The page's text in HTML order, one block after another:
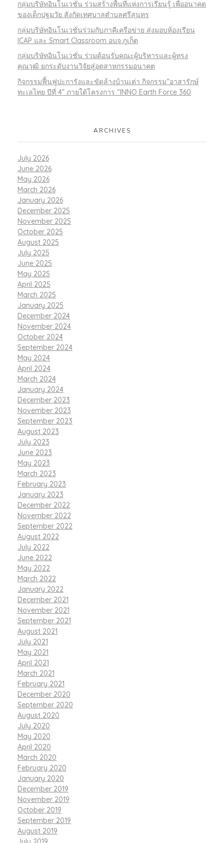
กลุ่มบริษัทอินโนเวชั่น ร่วมสร้างพื้นที่แห่งการเรียนรู้ เพื่ออนาคต
ของเด็กปฐมวัย สังกัดเทศบาลตำบลศรีสุนทร
กลุ่มบริษัทอินโนเวชั่นร่วมกับภาคีเครือข่าย ส่งมอบห้องเรียน
ICAP และ Smart Classroom อบจ.ภูเก็ต
กลุ่มบริษัทอินโนเวชั่น ร่วมต้อนรับคณะผู้บริหารและผู้ทรง
คุณวุฒิ ยกระดับงานวิจัยสู่อุตสาหกรรมอนาคต
กิจกรรมฟื้นฟูปะการังและขัดล้างบ้านเต่า กิจกรรม“อาสารักษ์
ทะเลไทย ปีที่ 4” ภายใต้โครงการ “INNO Earth Force 360
ARCHIVES
July 2026
June 2026
May 2026
March 2026
January 2026
December 2025
November 2025
October 2025
August 2025
July 2025
June 2025
May 2025
April 2025
March 2025
January 2025
December 2024
November 2024
October 2024
September 2024
May 2024
April 2024
March 2024
January 2024
December 2023
November 2023
September 2023
August 2023
July 2023
June 2023
May 2023
March 2023
February 2023
January 2023
December 2022
November 2022
September 2022
August 2022
July 2022
June 2022
May 2022
March 2022
January 2022
December 2021
November 2021
September 2021
August 2021
July 2021
May 2021
April 2021
March 2021
February 2021
December 2020
September 2020
August 2020
July 2020
May 2020
April 2020
March 2020
February 2020
January 2020
December 2019
November 2019
October 2019
September 2019
August 2019